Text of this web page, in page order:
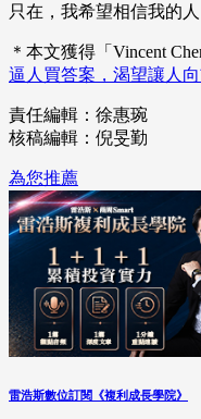
只在，我希望相信我的
＊本文獲得「Vincent
逼人買答案，渴望讓人
責任編輯：徐惠琬
核稿編輯：倪旻勤
為您推薦
雷浩斯數位訂閱《複利成長學院》